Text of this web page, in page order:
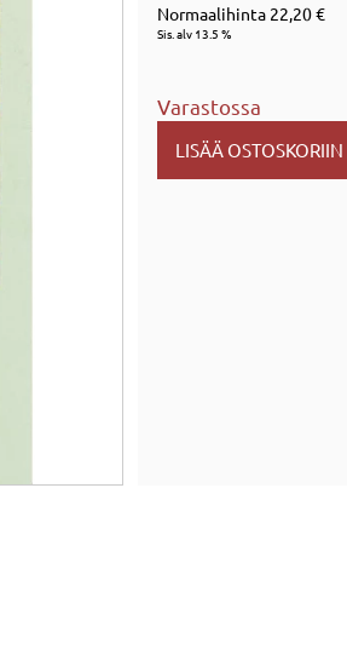
Normaalihinta 22,20 €
Sis. alv 13.5 %
Varastossa